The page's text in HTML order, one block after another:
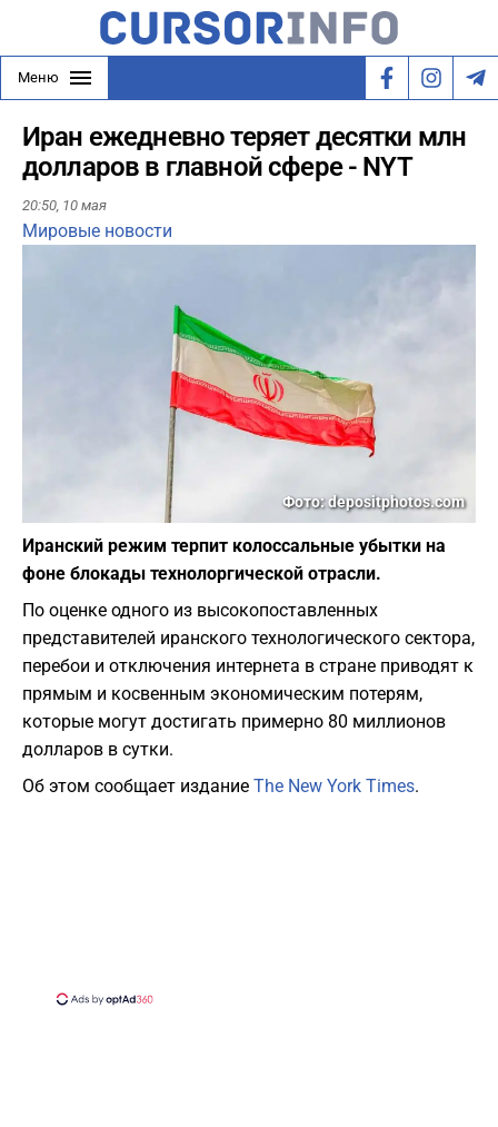
Меню
Иран ежедневно теряет десятки млн
долларов в главной сфере - NYT
20:50, 10 мая
Мировые новости
Фото: depositphotos.com
Иранский режим терпит колоссальные убытки на
фоне блокады технолоргической отрасли.
По оценке одного из высокопоставленных
представителей иранского технологического сектора,
перебои и отключения интернета в стране приводят к
прямым и косвенным экономическим потерям,
которые могут достигать примерно 80 миллионов
долларов в сутки.
Об этом сообщает издание The New York Times.